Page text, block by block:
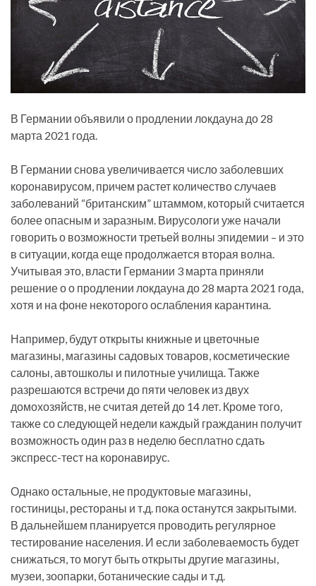
В Германии объявили о продлении локдауна до 28
марта 2021 года.
В Германии снова увеличивается число заболевших
коронавирусом, причем растет количество случаев
заболеваний “британским” штаммом, который считается
более опасным и заразным. Вирусологи уже начали
говорить о возможности третьей волны эпидемии – и это
в ситуации, когда еще продолжается вторая волна.
Учитывая это, власти Германии 3 марта приняли
решение о о продлении локдауна до 28 марта 2021 года,
хотя и на фоне некоторого ослабления карантина.
Например, будут открыты книжные и цветочные
магазины, магазины садовых товаров, косметические
салоны, автошколы и пилотные училища. Также
разрешаются встречи до пяти человек из двух
домохозяйств, не считая детей до 14 лет. Кроме того,
также со следующей недели каждый гражданин получит
возможность один раз в неделю бесплатно сдать
экспресс-тест на коронавирус.
Однако остальные, не продуктовые магазины,
гостиницы, рестораны и т.д. пока останутся закрытыми.
В дальнейшем планируется проводить регулярное
тестирование населения. И если заболеваемость будет
снижаться, то могут быть открыты другие магазины,
музеи, зоопарки, ботанические сады и т.д.